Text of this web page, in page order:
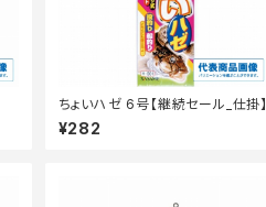
ちょいハゼ 6号【継続セール_仕掛】
¥282